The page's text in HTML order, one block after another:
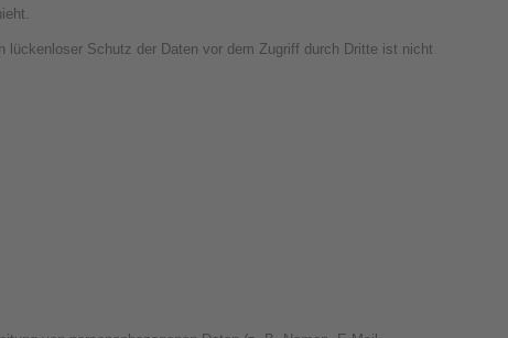
Schutz der Daten vor dem Zugriff durch Dritte ist nicht